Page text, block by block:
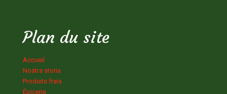
Plan du site
Accueil
Nostra storia
Produits frais
Épicerie